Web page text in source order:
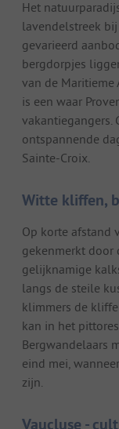
Het
lavendelstreek
gevarieerd
bergdorpjes
van de Maritieme
is een waar
vakantiegangers.
ontspannende
Sainte-Croix.
Witte kliffen,
Op korte afstand
gekenmerkt door
gelijknamige
langs de steile
klimmers de
kan in het
Bergwandelaars
eind mei,
zijn.
Vaucluse -